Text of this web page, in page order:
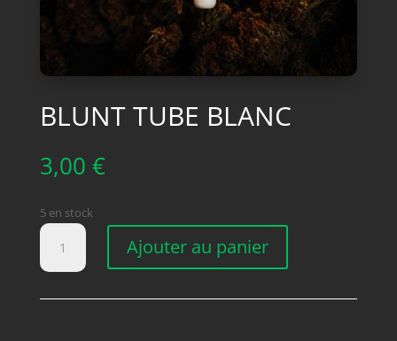
BLUNT TUBE BLANC
3,00 €
5 en stock
quantité
BLUNT
Ajouter au panier